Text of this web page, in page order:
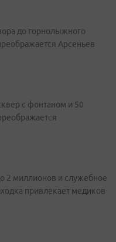
до горнолыжного
Арсеньев
с фонтаном и 50
2 миллионов и служебное
привлекает медиков